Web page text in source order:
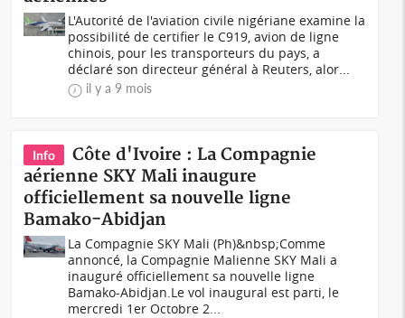
L'Autorité de l'aviation civile nigériane examine la
possibilité de certifier le C919, avion de ligne
chinois, pour les transporteurs du pays, a
déclaré son directeur général à Reuters, alor...
il y a 9 mois
Info
Côte d'Ivoire : La Compagnie
aérienne SKY Mali inaugure
officiellement sa nouvelle ligne
Bamako-Abidjan
La Compagnie SKY Mali (Ph)&nbsp;Comme
annoncé, la Compagnie Malienne SKY Mali a
inauguré officiellement sa nouvelle ligne
Bamako-Abidjan.Le vol inaugural est parti, le
mercredi 1er Octobre 2...